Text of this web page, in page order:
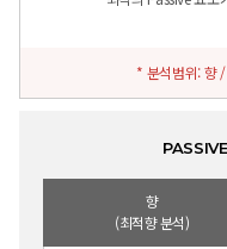
* 분석범위: 향
향
(최적향 분석)